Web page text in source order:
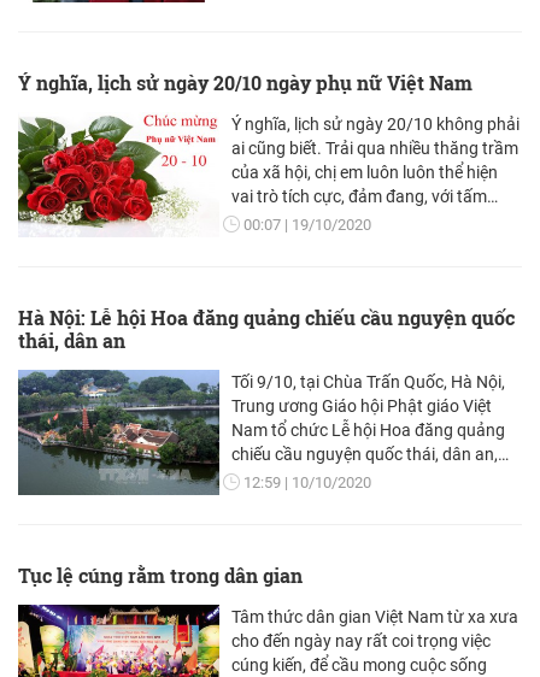
độ khác nhau, ảnh hưởng tiêu cực đến
Ý nghĩa, lịch sử ngày 20/10 ngày phụ nữ Việt Nam
Ý nghĩa, lịch sử ngày 20/10 không phải
ai cũng biết. Trải qua nhiều thăng trầm
của xã hội, chị em luôn luôn thể hiện
vai trò tích cực, đảm đang, với tấm
lòng nhân hậu đã đóng góp nhiều
00:07 19/10/2020
Hà Nội: Lễ hội Hoa đăng quảng chiếu cầu nguyện quốc
thái, dân an
Tối 9/10, tại Chùa Trấn Quốc, Hà Nội,
Trung ương Giáo hội Phật giáo Việt
Nam tổ chức Lễ hội Hoa đăng quảng
chiếu cầu nguyện quốc thái, dân an,
nhân kỷ niệm 1010 năm Thăng Long,
12:59 10/10/2020
Tục lệ cúng rằm trong dân gian
Tâm thức dân gian Việt Nam từ xa xưa
cho đến ngày nay rất coi trọng việc
cúng kiến, để cầu mong cuộc sống